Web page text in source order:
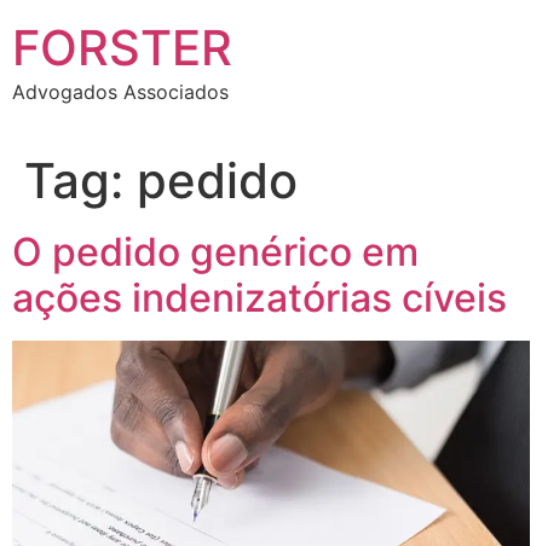
FORSTER
Advogados Associados
Tag: pedido
O pedido genérico em
ações indenizatórias cíveis